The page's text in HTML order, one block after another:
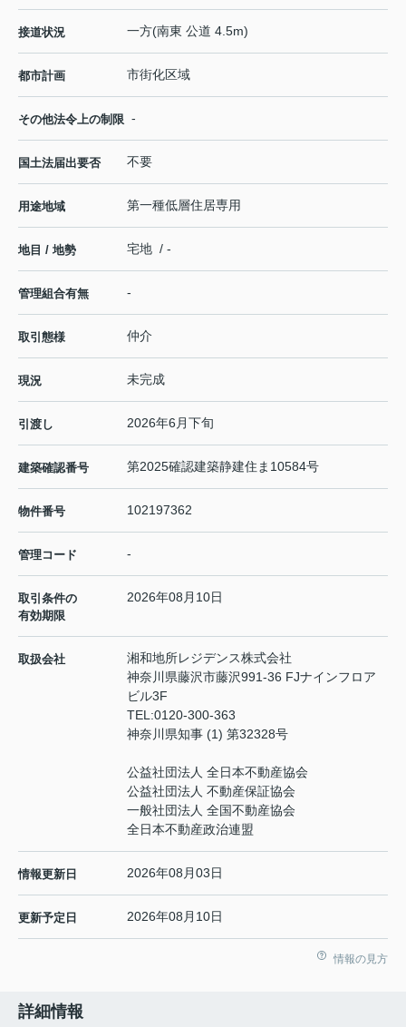
接道状況 一方(南東 公道 4.5m)
都市計画 市街化区域
その他法令上の制限 -
国土法届出要否 不要
用途地域 第一種低層住居専用
地目 / 地勢 宅地 / -
管理組合有無 -
取引態様 仲介
現況 未完成
引渡し 2026年6月下旬
建築確認番号 第2025確認建築静建住ま10584号
物件番号 102197362
管理コード -
取引条件の
有効期限
2026年08月10日
取扱会社
湘和地所レジデンス株式会社
神奈川県藤沢市藤沢991-36 FJナインフロア
ビル3F
TEL:0120-300-363
神奈川県知事 (1) 第32328号
公益社団法人 全日本不動産協会
公益社団法人 不動産保証協会
一般社団法人 全国不動産協会
全日本不動産政治連盟
情報更新日 2026年08月03日
更新予定日 2026年08月10日
情報の見方
詳細情報